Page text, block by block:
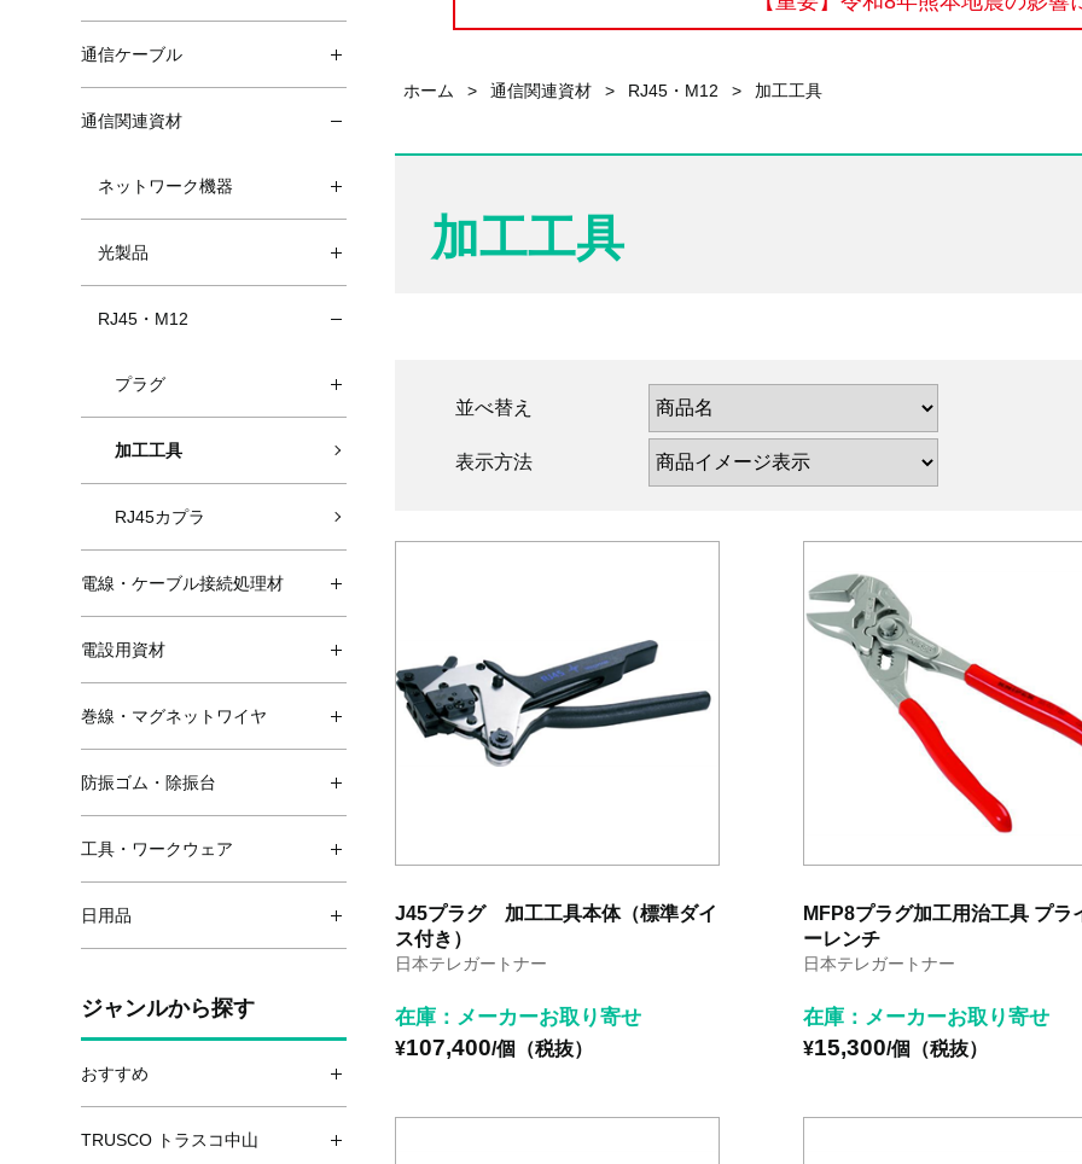
ホーム > 通信関連資材 > RJ45・M12 > 加工工具
加工工具
並べ替え
表示方法
J45プラグ 加工工具本体（標準ダイ
ス付き）
日本テレガートナー
在庫：メーカーお取り寄せ
¥107,400/個（税抜）
MFP8プラグ加工用治工具 プラ
ーレンチ
日本テレガートナー
在庫：メーカーお取り寄せ
¥15,300/個（税抜）
通信ケーブル
通信関連資材
ネットワーク機器
光製品
RJ45・M12
プラグ
加工工具
RJ45カプラ
電線・ケーブル接続処理材
電設用資材
巻線・マグネットワイヤ
防振ゴム・除振台
工具・ワークウェア
日用品
ジャンルから探す
おすすめ
TRUSCO トラスコ中山